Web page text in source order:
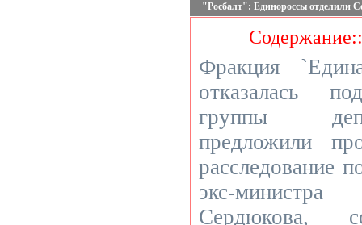
"Росбалт": Единороссы отделили
Фракция
отказалась
группы
предложили
расследование
экс-
Сердюкова,